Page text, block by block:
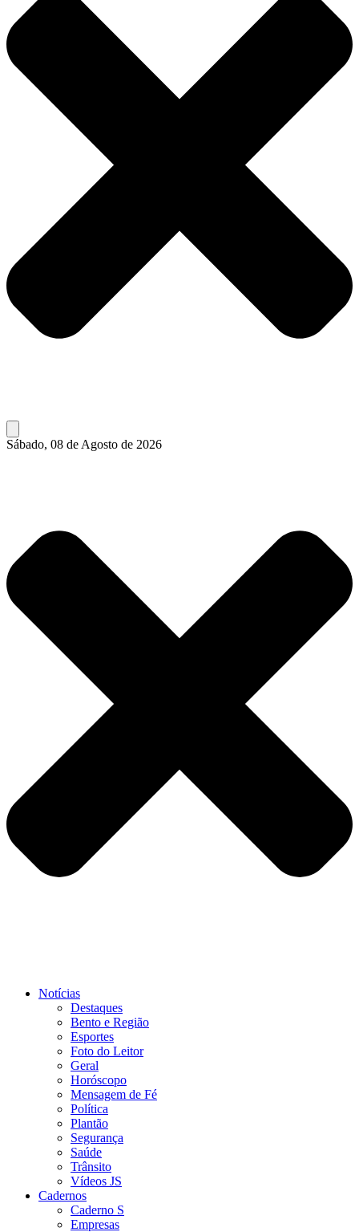
Sábado, 08 de Agosto de 2026
Notícias
Destaques
Bento e Região
Esportes
Foto do Leitor
Geral
Horóscopo
Mensagem de Fé
Política
Plantão
Segurança
Saúde
Trânsito
Vídeos JS
Cadernos
Caderno S
Empresas